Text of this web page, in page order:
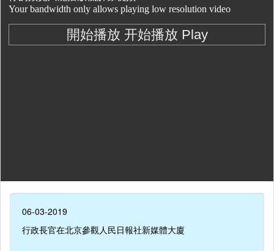
06-03-2019
行政長官在北京參觀人民日報社新媒體大廈